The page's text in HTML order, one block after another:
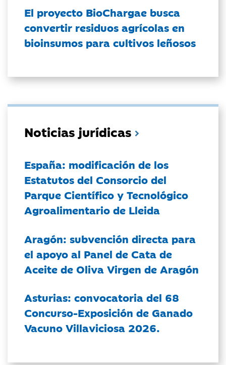
El proyecto BioChargae busca
convertir residuos agrícolas en
bioinsumos para cultivos leñosos
Noticias jurídicas
España: modificación de los
Estatutos del Consorcio del
Parque Científico y Tecnológico
Agroalimentario de Lleida
Aragón: subvención directa para
el apoyo al Panel de Cata de
Aceite de Oliva Virgen de Aragón
Asturias: convocatoria del 68
Concurso-Exposición de Ganado
Vacuno Villaviciosa 2026.